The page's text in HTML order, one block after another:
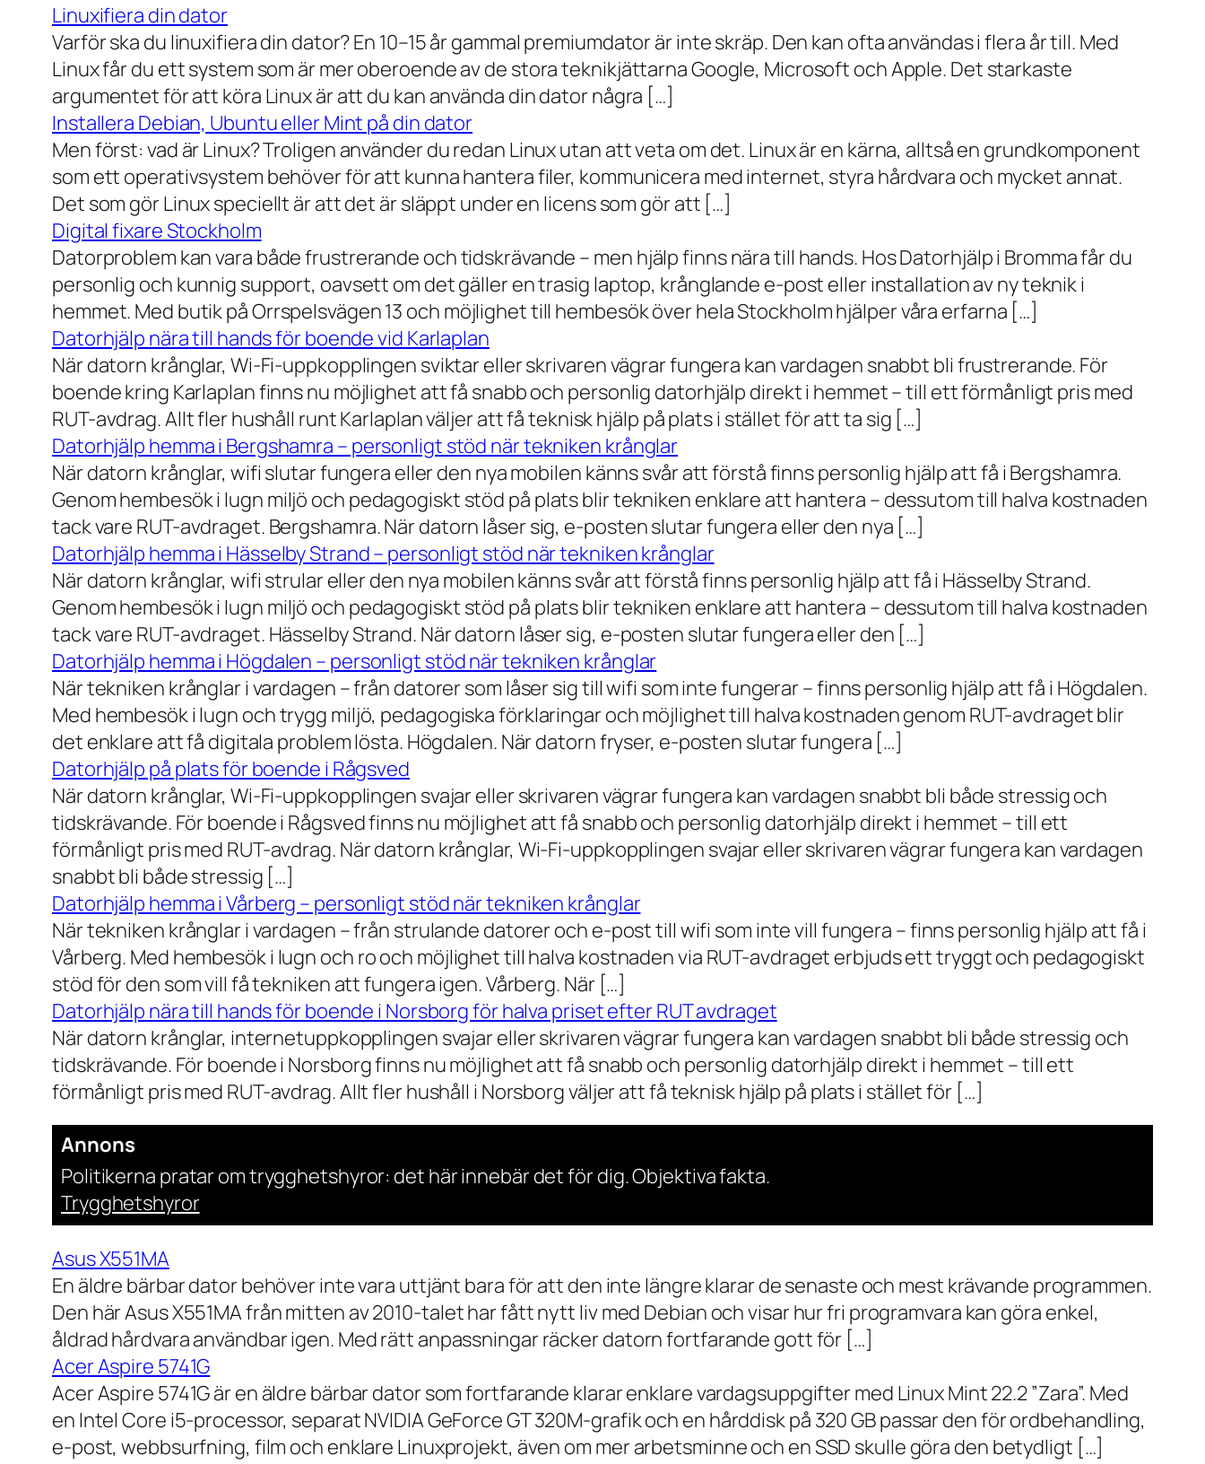
Linuxifiera din dator
Varför ska du linuxifiera din dator? En 10–15 år gammal premiumdator är inte skräp. Den kan ofta användas i flera år till. Med
Linux får du ett system som är mer oberoende av de stora teknikjättarna Google, Microsoft och Apple. Det starkaste
argumentet för att köra Linux är att du kan använda din dator några […]
Installera Debian, Ubuntu eller Mint på din dator
Men först: vad är Linux? Troligen använder du redan Linux utan att veta om det. Linux är en kärna, alltså en grundkomponent
som ett operativsystem behöver för att kunna hantera filer, kommunicera med internet, styra hårdvara och mycket annat.
Det som gör Linux speciellt är att det är släppt under en licens som gör att […]
Digital fixare Stockholm
Datorproblem kan vara både frustrerande och tidskrävande – men hjälp finns nära till hands. Hos Datorhjälp i Bromma får du
personlig och kunnig support, oavsett om det gäller en trasig laptop, krånglande e-post eller installation av ny teknik i
hemmet. Med butik på Orrspelsvägen 13 och möjlighet till hembesök över hela Stockholm hjälper våra erfarna […]
Datorhjälp nära till hands för boende vid Karlaplan
När datorn krånglar, Wi-Fi-uppkopplingen sviktar eller skrivaren vägrar fungera kan vardagen snabbt bli frustrerande. För
boende kring Karlaplan finns nu möjlighet att få snabb och personlig datorhjälp direkt i hemmet – till ett förmånligt pris med
RUT-avdrag. Allt fler hushåll runt Karlaplan väljer att få teknisk hjälp på plats i stället för att ta sig […]
Datorhjälp hemma i Bergshamra – personligt stöd när tekniken krånglar
När datorn krånglar, wifi slutar fungera eller den nya mobilen känns svår att förstå finns personlig hjälp att få i Bergshamra.
Genom hembesök i lugn miljö och pedagogiskt stöd på plats blir tekniken enklare att hantera – dessutom till halva kostnaden
tack vare RUT-avdraget. Bergshamra. När datorn låser sig, e-posten slutar fungera eller den nya […]
Datorhjälp hemma i Hässelby Strand – personligt stöd när tekniken krånglar
När datorn krånglar, wifi strular eller den nya mobilen känns svår att förstå finns personlig hjälp att få i Hässelby Strand.
Genom hembesök i lugn miljö och pedagogiskt stöd på plats blir tekniken enklare att hantera – dessutom till halva kostnaden
tack vare RUT-avdraget. Hässelby Strand. När datorn låser sig, e-posten slutar fungera eller den […]
Datorhjälp hemma i Högdalen – personligt stöd när tekniken krånglar
När tekniken krånglar i vardagen – från datorer som låser sig till wifi som inte fungerar – finns personlig hjälp att få i Högdalen.
Med hembesök i lugn och trygg miljö, pedagogiska förklaringar och möjlighet till halva kostnaden genom RUT-avdraget blir
det enklare att få digitala problem lösta. Högdalen. När datorn fryser, e-posten slutar fungera […]
Datorhjälp på plats för boende i Rågsved
När datorn krånglar, Wi-Fi-uppkopplingen svajar eller skrivaren vägrar fungera kan vardagen snabbt bli både stressig och
tidskrävande. För boende i Rågsved finns nu möjlighet att få snabb och personlig datorhjälp direkt i hemmet – till ett
förmånligt pris med RUT-avdrag. När datorn krånglar, Wi-Fi-uppkopplingen svajar eller skrivaren vägrar fungera kan vardagen
snabbt bli både stressig […]
Datorhjälp hemma i Vårberg – personligt stöd när tekniken krånglar
När tekniken krånglar i vardagen – från strulande datorer och e-post till wifi som inte vill fungera – finns personlig hjälp att få i
Vårberg. Med hembesök i lugn och ro och möjlighet till halva kostnaden via RUT-avdraget erbjuds ett tryggt och pedagogiskt
stöd för den som vill få tekniken att fungera igen. Vårberg. När […]
Datorhjälp nära till hands för boende i Norsborg för halva priset efter RUT avdraget
När datorn krånglar, internetuppkopplingen svajar eller skrivaren vägrar fungera kan vardagen snabbt bli både stressig och
tidskrävande. För boende i Norsborg finns nu möjlighet att få snabb och personlig datorhjälp direkt i hemmet – till ett
förmånligt pris med RUT-avdrag. Allt fler hushåll i Norsborg väljer att få teknisk hjälp på plats i stället för […]
Annons
Politikerna pratar om trygghetshyror: det här innebär det för dig. Objektiva fakta.
Trygghetshyror
Asus X551MA
En äldre bärbar dator behöver inte vara uttjänt bara för att den inte längre klarar de senaste och mest krävande programmen.
Den här Asus X551MA från mitten av 2010-talet har fått nytt liv med Debian och visar hur fri programvara kan göra enkel,
åldrad hårdvara användbar igen. Med rätt anpassningar räcker datorn fortfarande gott för […]
Acer Aspire 5741G
Acer Aspire 5741G är en äldre bärbar dator som fortfarande klarar enklare vardagsuppgifter med Linux Mint 22.2 ”Zara”. Med
en Intel Core i5-processor, separat NVIDIA GeForce GT 320M-grafik och en hårddisk på 320 GB passar den för ordbehandling,
e-post, webbsurfning, film och enklare Linuxprojekt, även om mer arbetsminne och en SSD skulle göra den betydligt […]